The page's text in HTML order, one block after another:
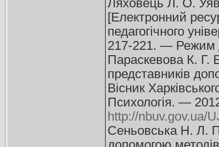
Ляховець Л. О.
[Електронний
педагогічного
217-221. — Режим
Параскевова К. Г.
представників
Вісник
Психологія. —
http://nbuv.gov.ua/
Сеньовська Н. Л.